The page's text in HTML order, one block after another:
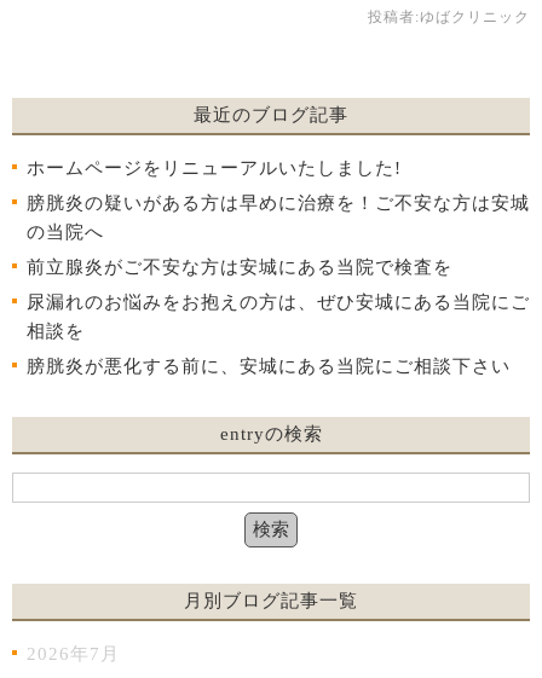
投稿者: ゆばクリニック
最近のブログ記事
ホームページをリニューアルいたしました!
膀胱炎の疑いがある方は早めに治療を！ご不安な方は安城
の当院へ
前立腺炎がご不安な方は安城にある当院で検査を
尿漏れのお悩みをお抱えの方は、ぜひ安城にある当院にご
相談を
膀胱炎が悪化する前に、安城にある当院にご相談下さい
entryの検索
月別ブログ記事一覧
2026年7月